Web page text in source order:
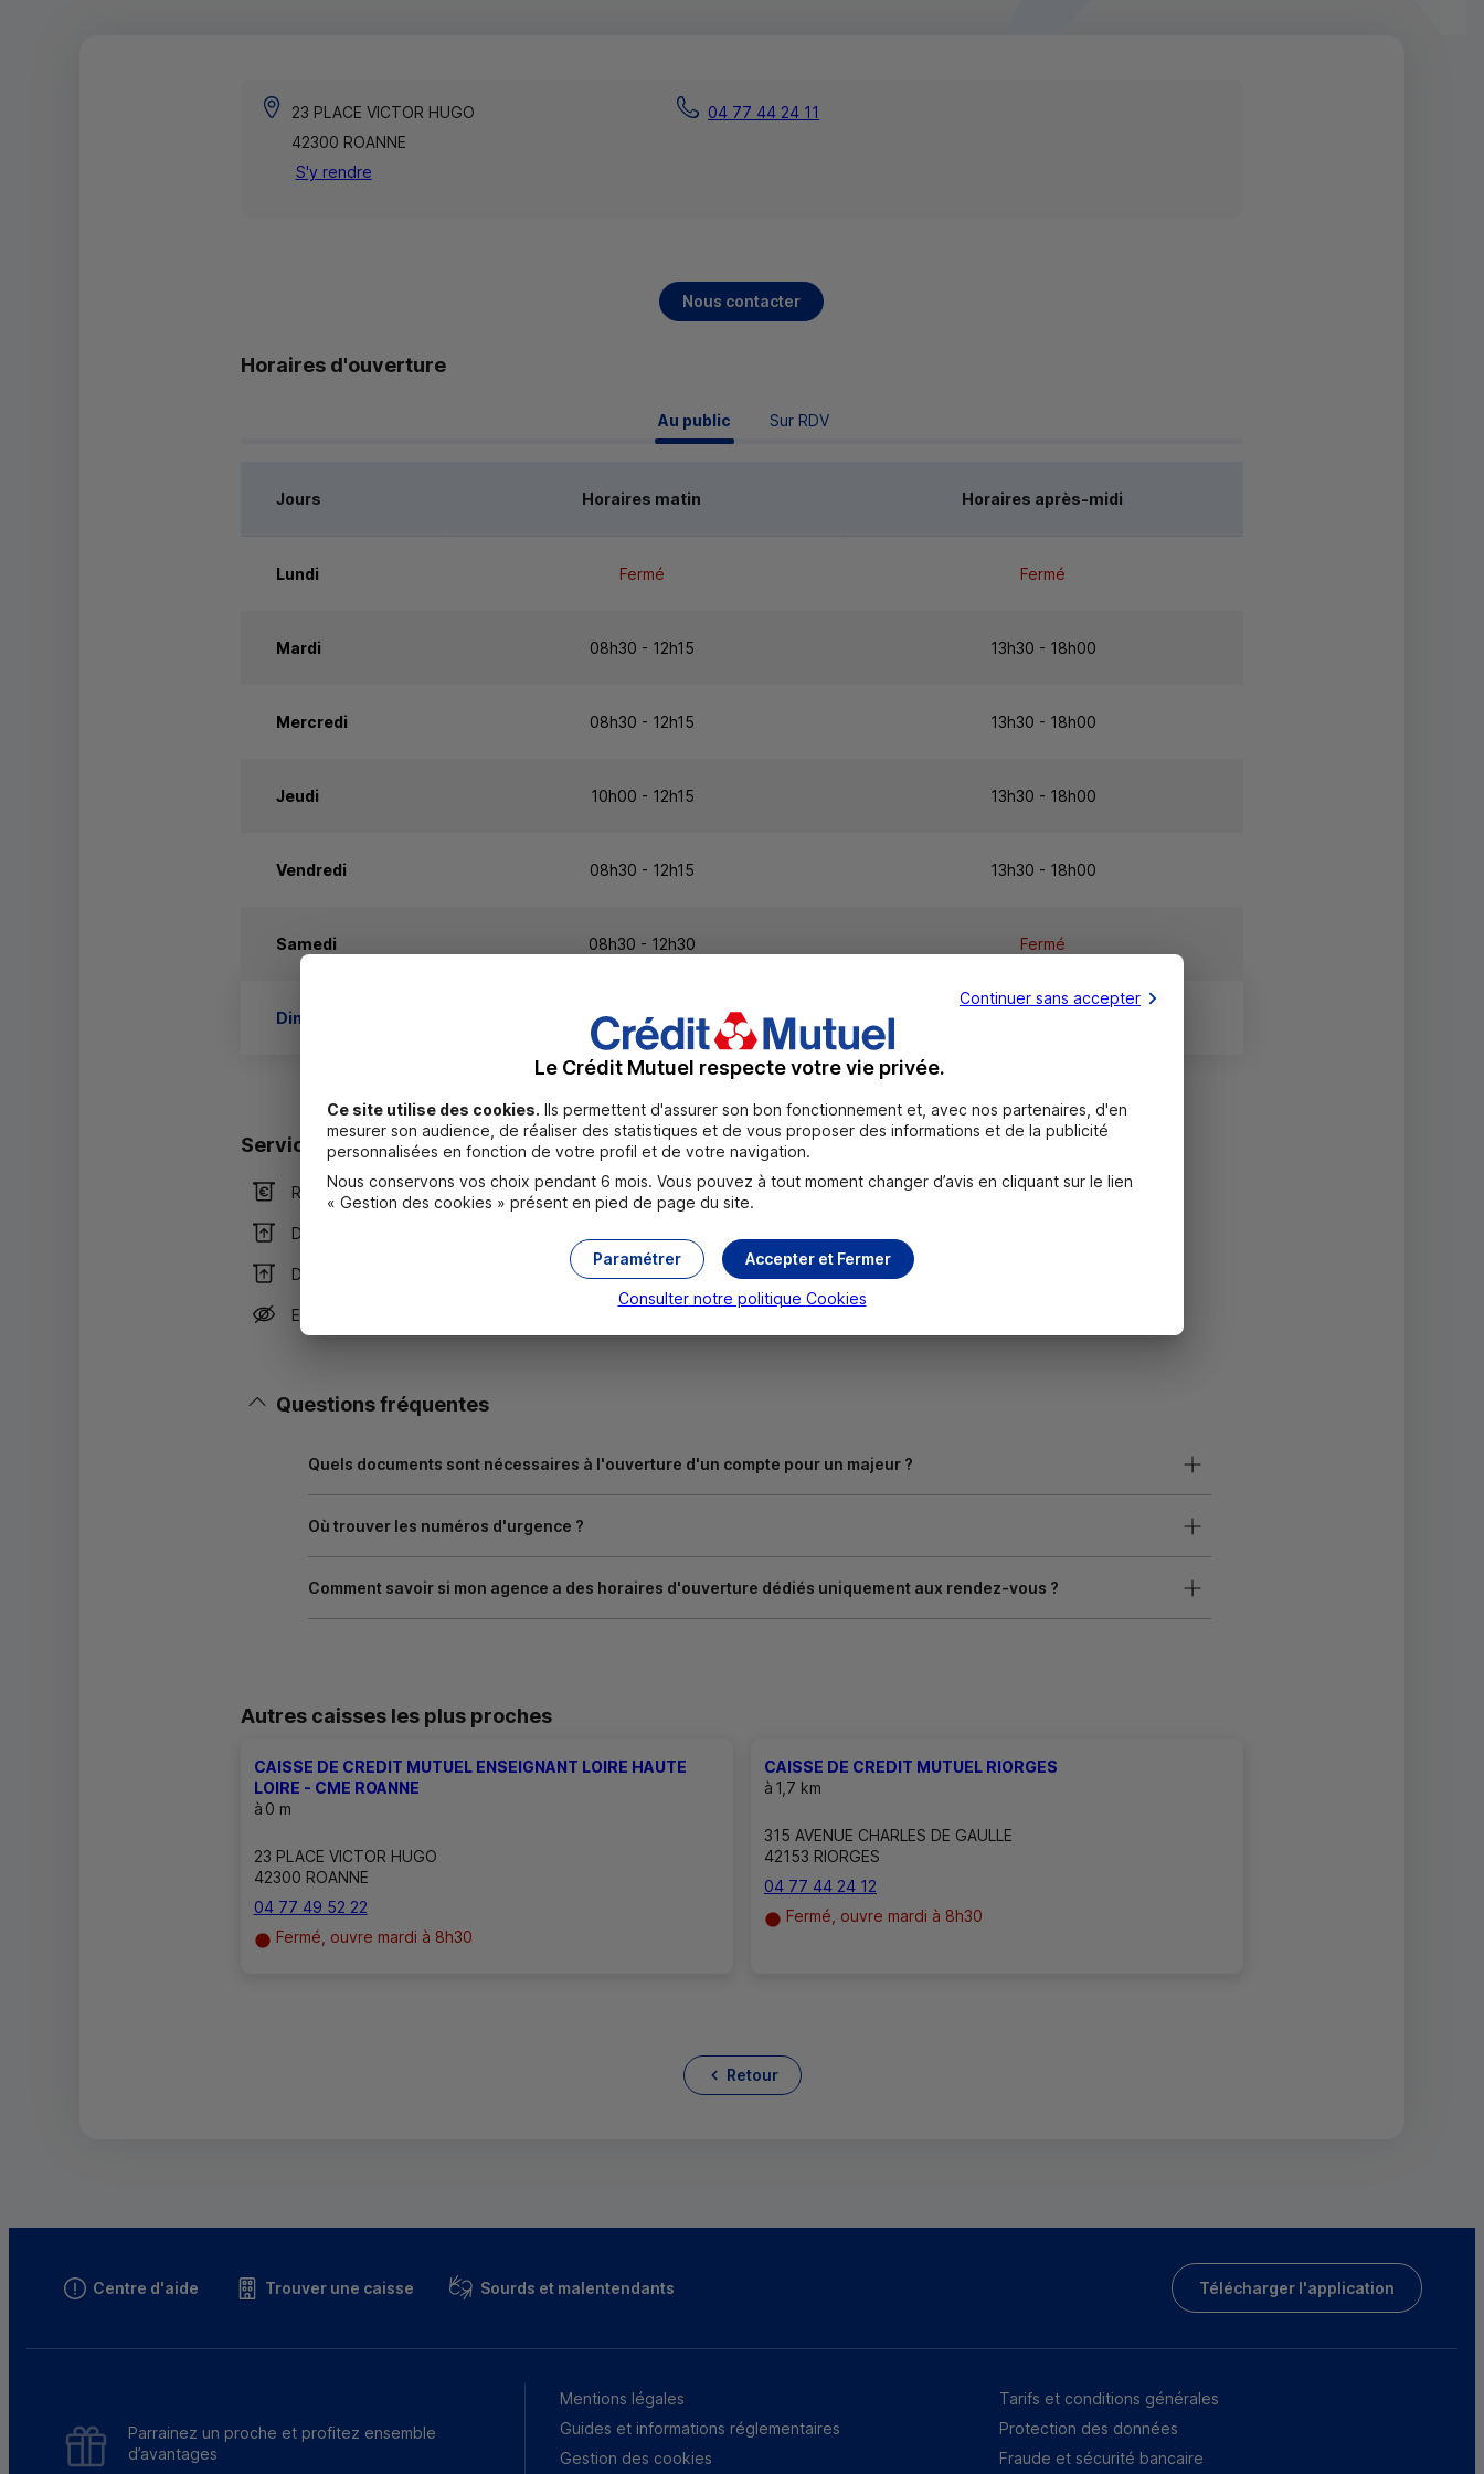
23 PLACE VICTOR HUGO
42300 ROANNE
S'y rendre
04 77 44 24 11
Nous contacter
Horaires d'ouverture
Au public Sur RDV
Jours Horaires matin Horaires après-midi
Lundi Fermé Fermé
Mardi 08h30 - 12h15 13h30 - 18h00
Mercredi 08h30 - 12h15 13h30 - 18h00
Jeudi 10h00 - 12h15 13h30 - 18h00
Vendredi 08h30 - 12h15 13h30 - 18h00
Samedi 08h30 - 12h30 Fermé
Dimanche Fermé
Services
Retrait de billets EUR
Dépôt valorisé de billets EUR
Dépôt valorisé de chèques EUR
Equipement pour déficients visuels
Questions fréquentes
Quels documents sont nécessaires à l'ouverture d'un compte pour un majeur ?
Où trouver les numéros d'urgence ?
Comment savoir si mon agence a des horaires d'ouverture dédiés uniquement aux rendez-vous ?
Autres caisses les plus proches
CAISSE DE CREDIT MUTUEL ENSEIGNANT LOIRE HAUTE
LOIRE - CME ROANNE
à 0 m
23 PLACE VICTOR HUGO
42300 ROANNE
04 77 49 52 22
Fermé, ouvre mardi à 8h30
CAISSE DE CREDIT MUTUEL RIORGES
à 1,7 km
315 AVENUE CHARLES DE GAULLE
42153 RIORGES
04 77 44 24 12
Fermé, ouvre mardi à 8h30
Retour
Centre d'aide Trouver une caisse Sourds et malentendants Télécharger l'application
Parrainez un proche et profitez ensemble
d’avantages
Mentions légales
Tarifs et conditions générales
Guides et informations réglementaires
Protection des données
Gestion des cookies
Fraude et sécurité bancaire
Continuer sans accepter
Le Crédit Mutuel respecte votre vie privée.
Ce site utilise des cookies. Ils permettent d'assurer son bon fonctionnement et, avec nos partenaires, d'en
mesurer son audience, de réaliser des statistiques et de vous proposer des informations et de la publicité
personnalisées en fonction de votre profil et de votre navigation.
Nous conservons vos choix pendant 6 mois. Vous pouvez à tout moment changer d’avis en cliquant sur le lien
« Gestion des cookies » présent en pied de page du site.
Accepter et Fermer
Paramétrer
Consulter notre politique Cookies